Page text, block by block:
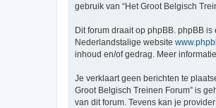
gebruik van “Het Groot Belgisch
Dit forum draait op phpBB. phpBB
Nederlandstalige website
inhoud en/of gedrag. Meer
Je verklaart geen berichten te
Groot Belgisch Treinen Forum” is
van dit forum. Tevens kan je